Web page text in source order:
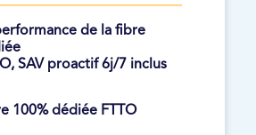
de la fibre
SAV proactif 6j/7 inclus
100% dédiée FTTO